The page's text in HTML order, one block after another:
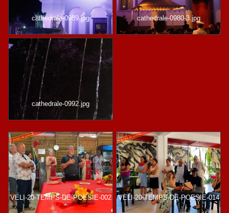
cathedrale-0989.jpg cathedrale-0980-3.jpg
cathedrale-0992.jpg
VELI-20-TEMPS-DE-POESIE-002 VELI-20-TEMPS-DE-POESIE-014